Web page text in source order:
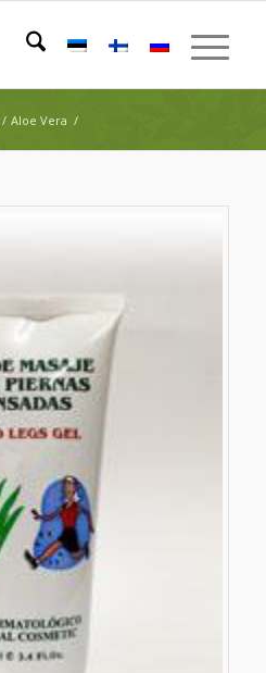
/ Aloe Vera /